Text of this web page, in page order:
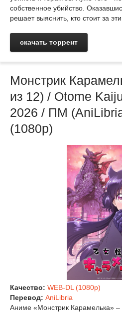
собственное убийство.
решает выяснить, кто стоит за
скачать торрент
Монстрик
из 12) / Otome
2026 / ПМ
(1080p)
Качество: WEB-DL (1080p)
Перевод: AniLibria
Аниме «Монстрик Карамелька» –